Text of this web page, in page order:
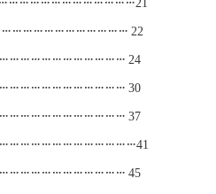
21
22
24
30
37
41
45